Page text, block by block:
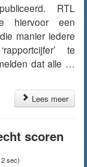
RTL
hiervoor een
manier iedere
te
dat alle …
Lees meer
scoren
sec)